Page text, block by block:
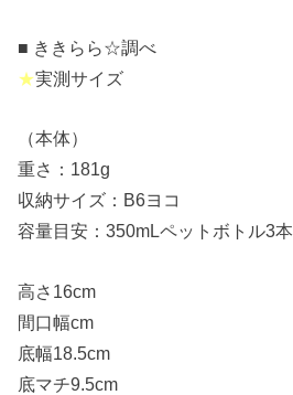
■ ききらら☆調べ
★実測サイズ
（本体）
重さ：181g
収納サイズ：B6ヨコ
容量目安：350mLペットボトル3本
高さ16cm
間口幅cm
底幅18.5cm
底マチ9.5cm